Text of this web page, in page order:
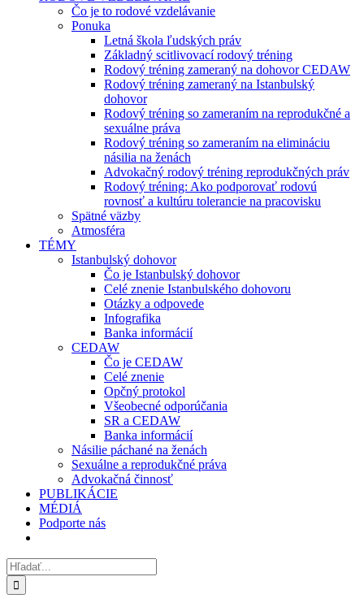
Čo je to rodové vzdelávanie
Ponuka
Letná škola ľudských práv
Základný scitlivovací rodový tréning
Rodový tréning zameraný na dohovor CEDAW
Rodový tréning zameraný na Istanbulský
dohovor
Rodový tréning so zameraním na reprodukčné a
sexuálne práva
Rodový tréning so zameraním na elimináciu
násilia na ženách
Advokačný rodový tréning reprodukčných práv
Rodový tréning: Ako podporovať rodovú
rovnosť a kultúru tolerancie na pracovisku
Spätné väzby
Atmosféra
TÉMY
Istanbulský dohovor
Čo je Istanbulský dohovor
Celé znenie Istanbulského dohovoru
Otázky a odpovede
Infografika
Banka informácií
CEDAW
Čo je CEDAW
Celé znenie
Opčný protokol
Všeobecné odporúčania
SR a CEDAW
Banka informácií
Násilie páchané na ženách
Sexuálne a reprodukčné práva
Advokačná činnosť
PUBLIKÁCIE
MÉDIÁ
Podporte nás
Hľadať: